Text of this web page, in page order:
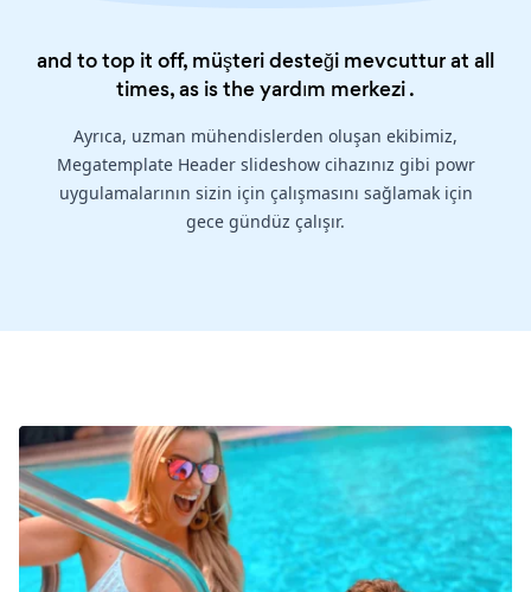
and to top it off, müşteri desteği mevcuttur at all
times, as is theyardım merkezi.
Ayrıca, uzman mühendislerden oluşan ekibimiz,
Megatemplate Header slideshow cihazınız gibi powr
uygulamalarının sizin için çalışmasını sağlamak için
gece gündüz çalışır.